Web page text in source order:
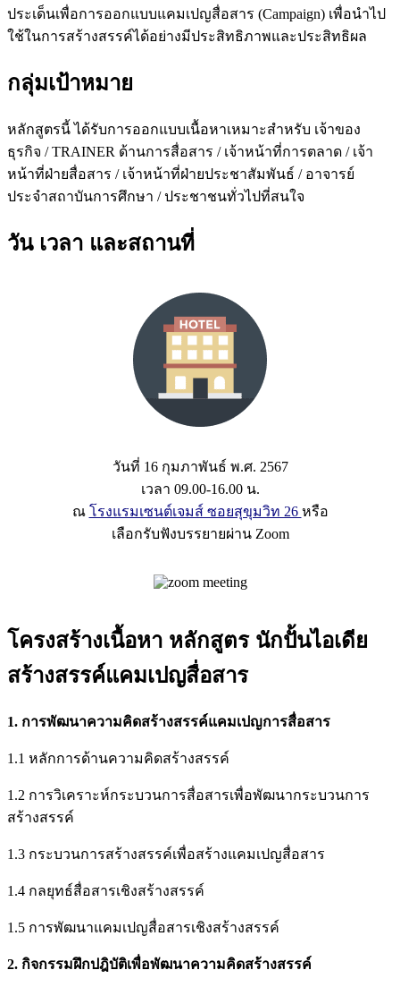
ประเด็นเพื่อการออกแบบแคมเปญสื่อสาร (Campaign) เพื่อนำไป
ใช้ในการสร้างสรรค์ได้อย่างมีประสิทธิภาพและประสิทธิผล
กลุ่มเป้าหมาย
หลักสูตรนี้ ได้รับการออกแบบเนื้อหาเหมาะสำหรับ เจ้าของ
ธุรกิจ / TRAINER ด้านการสื่อสาร / เจ้าหน้าที่การตลาด / เจ้า
หน้าที่ฝ่ายสื่อสาร / เจ้าหน้าที่ฝ่ายประชาสัมพันธ์ / อาจารย์
ประจำสถาบันการศึกษา / ประชาชนทั่วไปที่สนใจ
วัน เวลา และสถานที่
วันที่ 16 กุมภาพันธ์ พ.ศ. 2567
เวลา 09.00-16.00 น.
ณ โรงแรมเซนต์เจมส์ ซอยสุขุมวิท 26 หรือ
เลือกรับฟังบรรยายผ่าน Zoom
โครงสร้างเนื้อหา หลักสูตร นักปั้นไอเดีย
สร้างสรรค์แคมเปญสื่อสาร
1. การพัฒนาความคิดสร้างสรรค์แคมเปญการสื่อสาร
1.1 หลักการด้านความคิดสร้างสรรค์
1.2 การวิเคราะห์กระบวนการสื่อสารเพื่อพัฒนากระบวนการ
สร้างสรรค์
1.3 กระบวนการสร้างสรรค์เพื่อสร้างแคมเปญสื่อสาร
1.4 กลยุทธ์สื่อสารเชิงสร้างสรรค์
1.5 การพัฒนาแคมเปญสื่อสารเชิงสร้างสรรค์
2. กิจกรรมฝึกปฎิบัติเพื่อพัฒนาความคิดสร้างสรรค์